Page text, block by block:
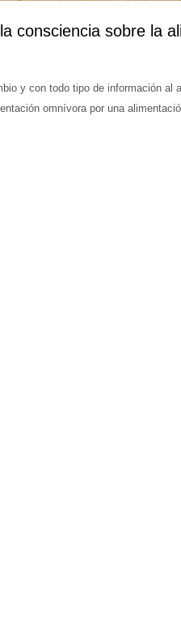
consciencia sobre la
y con todo tipo de información al
omnívora por una